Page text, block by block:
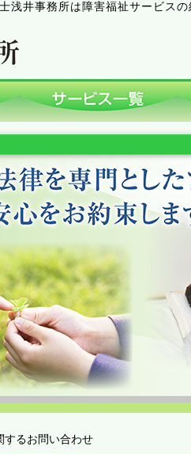
浅井事務所は障害福祉サービスの
するお問い合わせ